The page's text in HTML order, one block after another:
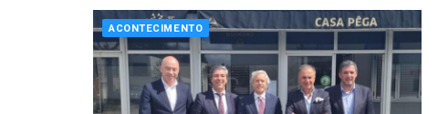
ACONTECIMENTO